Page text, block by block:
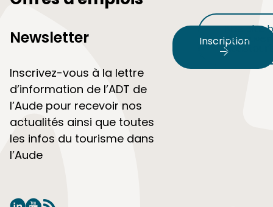
Newsletter
Inscrivez-vous à la lettre
d’information de l’ADT de
l’Aude pour recevoir nos
actualités ainsi que toutes
les infos du tourisme dans
l’Aude
Inscription
Nos plus